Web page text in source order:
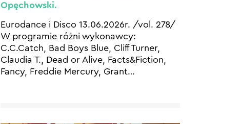
Opęchowski.
Eurodance i Disco 13.06.2026r. /vol. 278/
W programie różni wykonawcy:
C.C.Catch, Bad Boys Blue, Cliff Turner,
Claudia T., Dead or Alive, Facts&Fiction,
Fancy, Freddie Mercury, Grant…